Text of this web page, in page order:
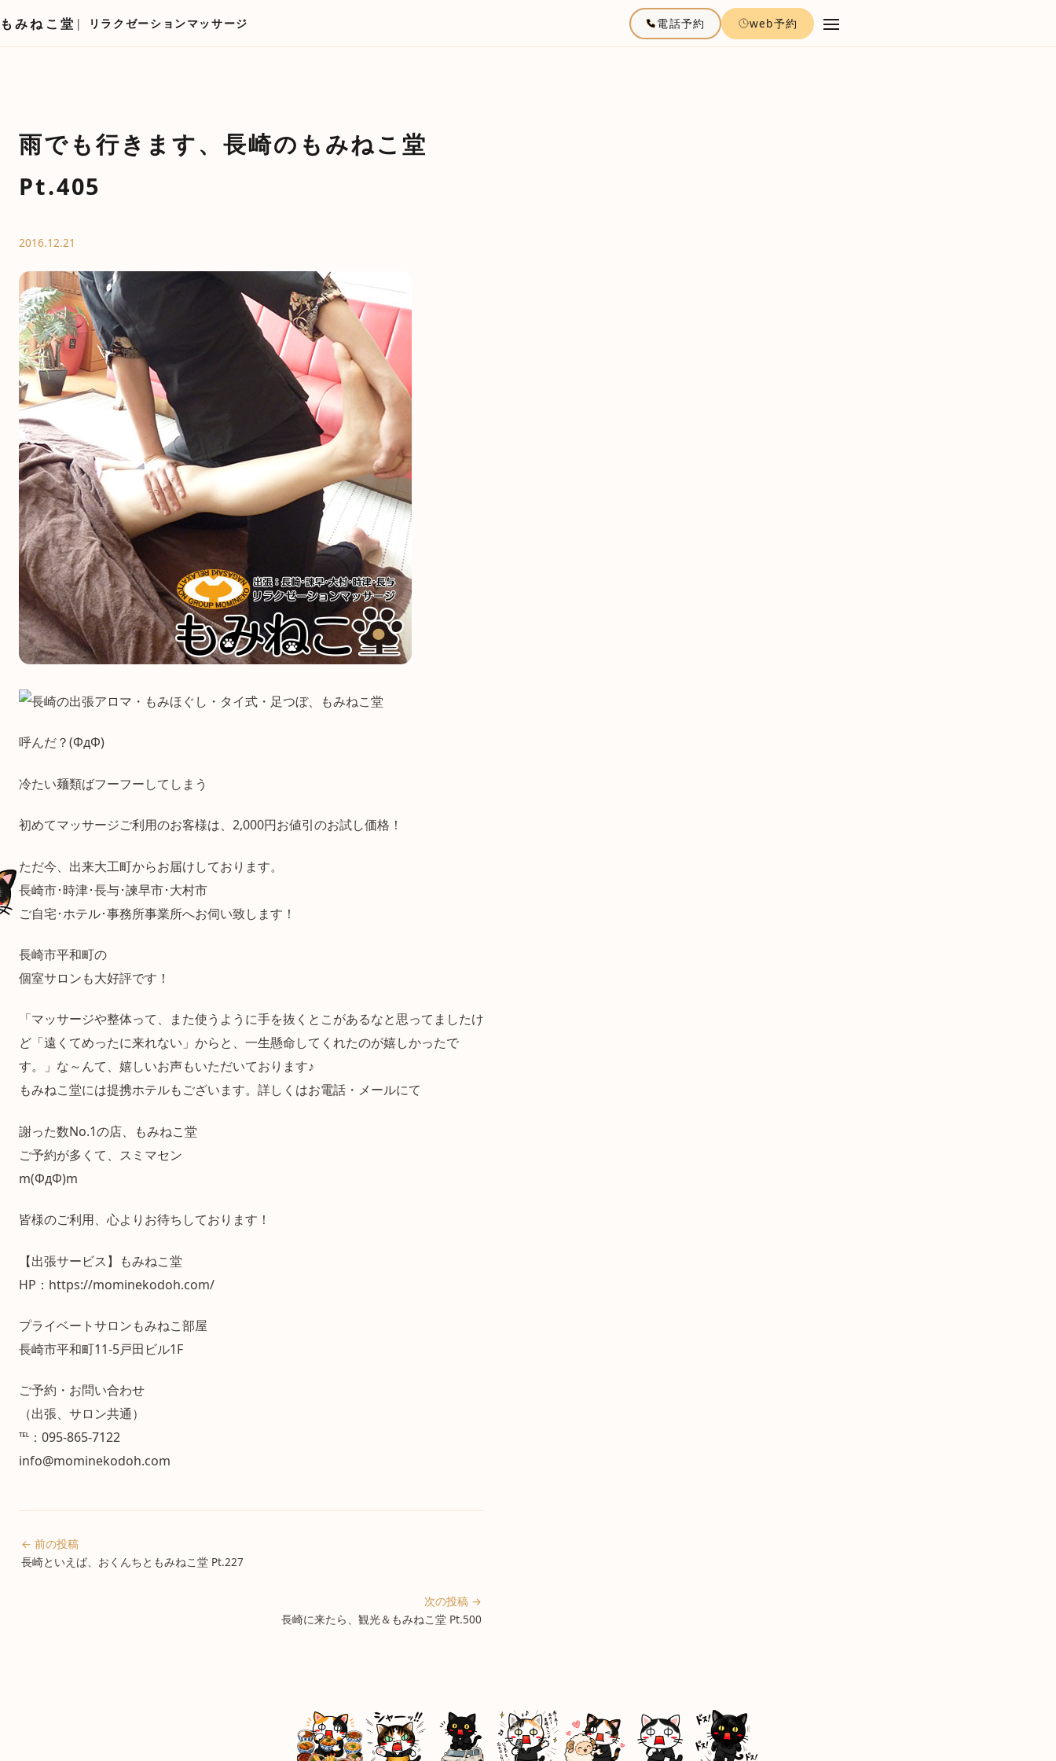
もみねこ堂 リラクゼーションマッサージ 電話予約 web予約
雨でも行きます、長崎のもみねこ堂
Pt.405
2016.12.21
呼んだ？(ΦдΦ)
冷たい麺類ばフーフーしてしまう
初めてマッサージご利用のお客様は、2,000円お値引のお試し価格！
ただ今、出来大工町からお届けしております。
長崎市･時津･長与･諫早市･大村市
ご自宅･ホテル･事務所事業所へお伺い致します！
長崎市平和町の
個室サロンも大好評です！
「マッサージや整体って、また使うように手を抜くとこがあるなと思ってましたけ
ど「遠くてめったに来れない」からと、一生懸命してくれたのが嬉しかったで
す。」な～んて、嬉しいお声もいただいております♪
もみねこ堂には提携ホテルもございます。詳しくはお電話・メールにて
謝った数No.1の店、もみねこ堂
ご予約が多くて、スミマセン
m(ΦдΦ)m
皆様のご利用、心よりお待ちしております！
【出張サービス】もみねこ堂
HP：https://mominekodoh.com/
プライベートサロンもみねこ部屋
長崎市平和町11-5戸田ビル1F
ご予約・お問い合わせ
（出張、サロン共通）
℡：095-865-7122
info@mominekodoh.com
← 前の投稿
長崎といえば、おくんちともみねこ堂 Pt.227
次の投稿 →
長崎に来たら、観光＆もみねこ堂 Pt.500